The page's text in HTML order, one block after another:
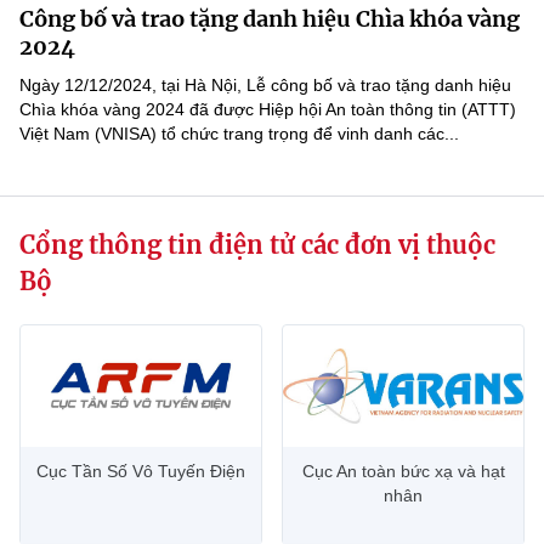
Sở Khoa học và Công nghệ
Chuyển đổi số
Bưu chính, Viễn thông
Năng lượng nguyên tử
Tin địa phương
Văn bản QPPL
Văn bản chỉ đạo điều hành
Lấy ý kiến người dân về dự thảo VBQPPL
MST IOFFICE
THỐNG KÊ
Khoa học và Công nghệ
Đổi mới sáng tạo
Chuyển đổi số
Sở hữu trí tuệ
Multimedia
Khác
Videos
Ảnh
Công bố và trao tặng danh hiệu Chìa khóa vàng
2024
Ngày 12/12/2024, tại Hà Nội, Lễ công bố và trao tặng danh hiệu
Chìa khóa vàng 2024 đã được Hiệp hội An toàn thông tin (ATTT)
Việt Nam (VNISA) tổ chức trang trọng để vinh danh các...
Cổng thông tin điện tử các đơn vị thuộc
Bộ
Cục Tần Số Vô Tuyến Điện
Cục An toàn bức xạ và hạt
nhân